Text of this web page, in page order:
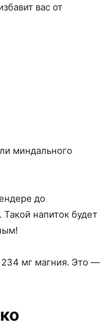
вас от
миндального
до
напиток будет
234 мг магния. Это —